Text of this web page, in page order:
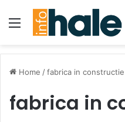
Menu
Home /fabrica in constructie
fabrica in